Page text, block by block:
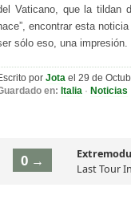
Vaticano, que la tildan
encontrar esta
sólo eso, una impresión.
por Jota el 29 de
en: Italia · Noticias
0 →
Last Tour